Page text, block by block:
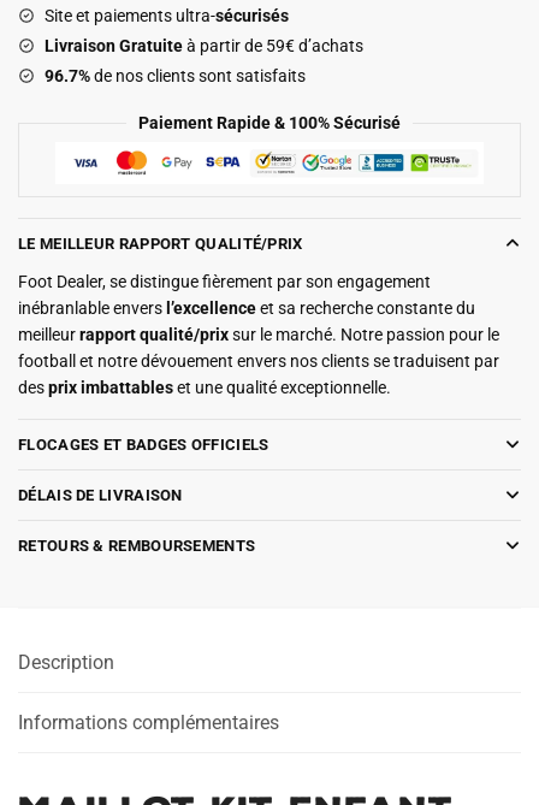
Domicile
2026
2027
Site et paiements ultra-sécurisés
Livraison Gratuiteà partir de 59€ d’achats
96.7%de nos clients sont satisfaits
Paiement Rapide & 100% Sécurisé
LE MEILLEUR RAPPORT QUALITÉ/PRIX
Foot Dealer, se distingue fièrement par son engagement
inébranlable enversl’excellenceet sa recherche constante du
meilleurrapport qualité/prixsur le marché. Notre passion pour le
football et notre dévouement envers nos clients se traduisent par
desprix imbattableset une qualité exceptionnelle.
FLOCAGES ET BADGES OFFICIELS
DÉLAIS DE LIVRAISON
RETOURS & REMBOURSEMENTS
Description
Informations complémentaires